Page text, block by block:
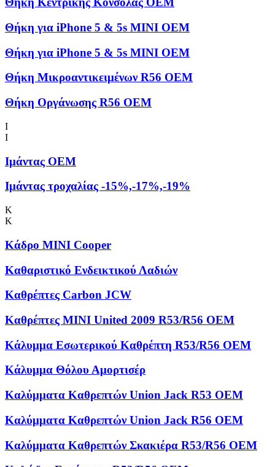
Θήκη για iPhone 5 & 5s MINI OEM
Θήκη για iPhone 5 & 5s MINI OEM
Θήκη Μικροαντικειμένων R56 OEM
Θήκη Οργάνωσης R56 OEM
Ι
Ι
Ιμάντας OEM
Ιμάντας τροχαλίας -15%,-17%,-19%
Κ
Κ
Κάδρο MINI Cooper
Καθαριστικό Ενδεικτικού Λαδιών
Καθρέπτες Carbon JCW
Καθρέπτες MINI United 2009 R53/R56 OEM
Κάλυμμα Εσωτερικού Καθρέπτη R53/R56 OEM
Κάλυμμα Θόλου Αμορτισέρ
Καλύμματα Kαθρεπτών Union Jack R53 OEM
Καλύμματα Καθρεπτών Union Jack R56 OEM
Καλύμματα Καθρεπτών Σκακιέρα R53/R56 OEM